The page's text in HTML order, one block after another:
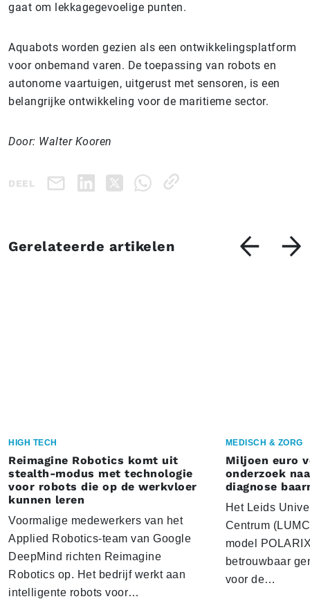
gaat om lekkagegevoelige punten.
Aquabots worden gezien als een ontwikkelingsplatform
voor onbemand varen. De toepassing van robots en
autonome vaartuigen, uitgerust met sensoren, is een
belangrijke ontwikkeling voor de maritieme sector.
Door: Walter Kooren
DEEL
Gerelateerde artikelen
HIGH TECH
Reimagine Robotics komt uit
stealth-modus met technologie
voor robots die op de werkvloer
kunnen leren
Voormalige medewerkers van het
Applied Robotics-team van Google
DeepMind richten Reimagine
Robotics op. Het bedrijf werkt aan
intelligente robots voor…
MEDISCH & ZORG
Miljoen euro
onderzoek
diagnose
Het Leids
Centrum
model
betrouwbaar
voor de…